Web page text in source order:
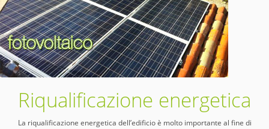
Riqualificazione energetica
La riqualificazione energetica dell’edificio è molto importante al fine di